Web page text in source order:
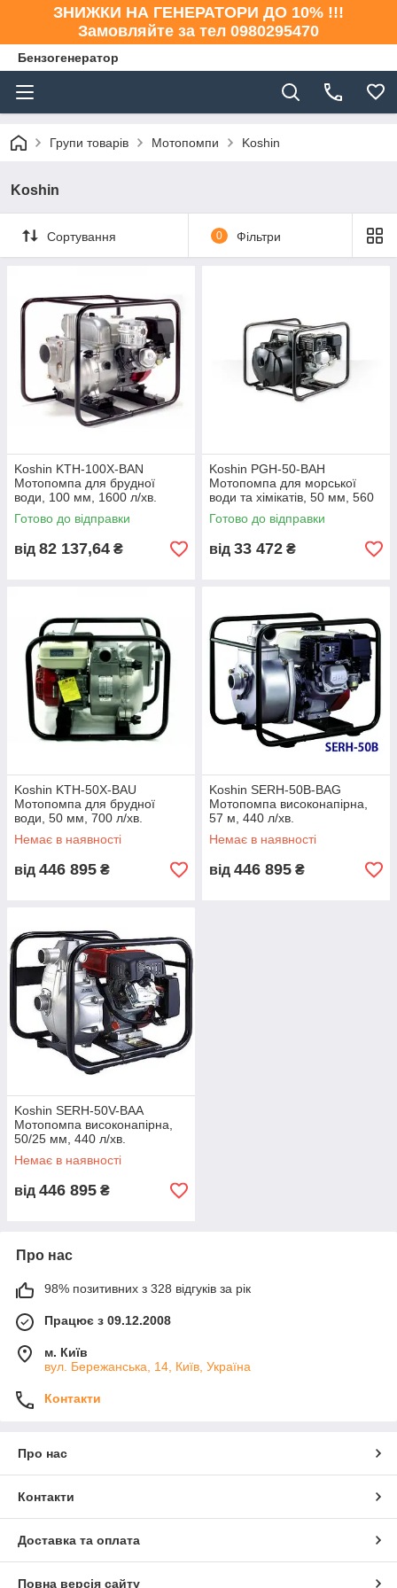
ЗНИЖКИ НА ГЕНЕРАТОРИ ДО 10% !!!
Замовляйте за тел 0980295470
Бензогенератор
Групи товарів Мотопомпи Koshin
Koshin
Сортування 0 Фільтри
Koshin KTH-100X-BAN
Мотопомпа для брудної
води, 100 мм, 1600 л/хв.
Готово до відправки
від 82 137,64 ₴
Koshin PGH-50-BAH
Мотопомпа для морської
води та хімікатів, 50 мм, 560
л/хв.
Готово до відправки
від 33 472 ₴
Koshin KTH-50X-BAU
Мотопомпа для брудної
води, 50 мм, 700 л/хв.
Немає в наявності
від 446 895 ₴
Koshin SERH-50B-BAG
Мотопомпа високонапірна,
57 м, 440 л/хв.
Немає в наявності
від 446 895 ₴
Koshin SERH-50V-BAA
Мотопомпа високонапірна,
50/25 мм, 440 л/хв.
Немає в наявності
від 446 895 ₴
Про нас
98% позитивних з 328 відгуків за рік
Працює з 09.12.2008
м. Київ
вул. Бережанська, 14, Київ, Україна
Контакти
Про нас
Контакти
Доставка та оплата
Повна версія сайту